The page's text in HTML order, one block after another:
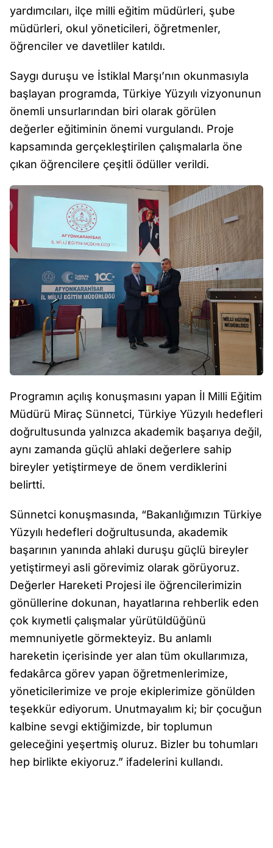
yardımcıları, ilçe milli eğitim müdürleri, şube
müdürleri, okul yöneticileri, öğretmenler,
öğrenciler ve davetliler katıldı.
Saygı duruşu ve İstiklal Marşı’nın okunmasıyla
başlayan programda, Türkiye Yüzyılı vizyonunun
önemli unsurlarından biri olarak görülen
değerler eğitiminin önemi vurgulandı. Proje
kapsamında gerçekleştirilen çalışmalarla öne
çıkan öğrencilere çeşitli ödüller verildi.
Programın açılış konuşmasını yapan İl Milli Eğitim
Müdürü Miraç Sünnetci, Türkiye Yüzyılı hedefleri
doğrultusunda yalnızca akademik başarıya değil,
aynı zamanda güçlü ahlaki değerlere sahip
bireyler yetiştirmeye de önem verdiklerini
belirtti.
Sünnetci konuşmasında, “Bakanlığımızın Türkiye
Yüzyılı hedefleri doğrultusunda, akademik
başarının yanında ahlaki duruşu güçlü bireyler
yetiştirmeyi asli görevimiz olarak görüyoruz.
Değerler Hareketi Projesi ile öğrencilerimizin
gönüllerine dokunan, hayatlarına rehberlik eden
çok kıymetli çalışmalar yürütüldüğünü
memnuniyetle görmekteyiz. Bu anlamlı
hareketin içerisinde yer alan tüm okullarımıza,
fedakârca görev yapan öğretmenlerimize,
yöneticilerimize ve proje ekiplerimize gönülden
teşekkür ediyorum. Unutmayalım ki; bir çocuğun
kalbine sevgi ektiğimizde, bir toplumun
geleceğini yeşertmiş oluruz. Bizler bu tohumları
hep birlikte ekiyoruz.” ifadelerini kullandı.